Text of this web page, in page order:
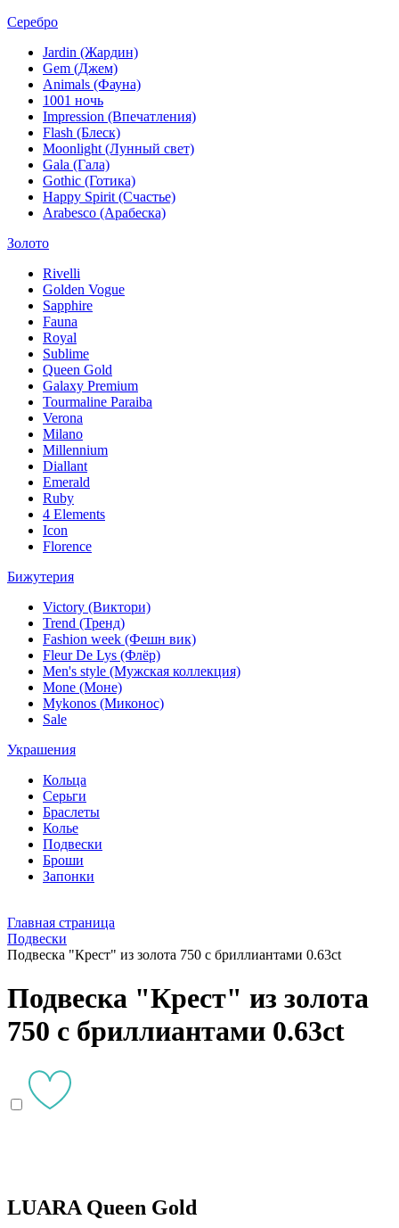
Серебро
Jardin (Жардин)
Gem (Джем)
Animals (Фауна)
1001 ночь
Impression (Впечатления)
Flash (Блеск)
Moonlight (Лунный свет)
Gala (Гала)
Gothic (Готика)
Happy Spirit (Счастье)
Arabesco (Арабеска)
Золото
Rivelli
Golden Vogue
Sapphire
Fauna
Royal
Sublime
Queen Gold
Galaxy Premium
Tourmaline Paraiba
Verona
Milano
Millennium
Diallant
Emerald
Ruby
4 Elements
Icon
Florence
Бижутерия
Victory (Виктори)
Trend (Тренд)
Fashion week (Фешн вик)
Fleur De Lys (Флёр)
Men's style (Мужская коллекция)
Mone (Моне)
Mykonos (Миконос)
Sale
Украшения
Кольца
Серьги
Браслеты
Колье
Подвески
Броши
Запонки
Главная страница
Подвески
Подвеска "Крест" из золота 750 с бриллиантами 0.63ct
Подвеска "Крест" из золота
750 с бриллиантами 0.63ct
LUARA Queen Gold